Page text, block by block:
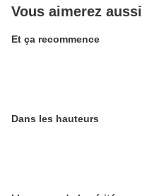
Vous aimerez aussi
Et ça recommence
Dans les hauteurs